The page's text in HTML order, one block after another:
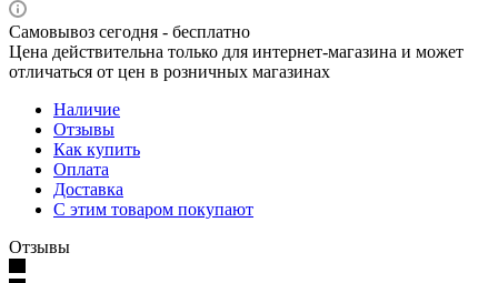
Самовывоз сегодня - бесплатно
Цена действительна только для интернет-магазина и может
отличаться от цен в розничных магазинах
Наличие
Отзывы
Как купить
Оплата
Доставка
С этим товаром покупают
Отзывы